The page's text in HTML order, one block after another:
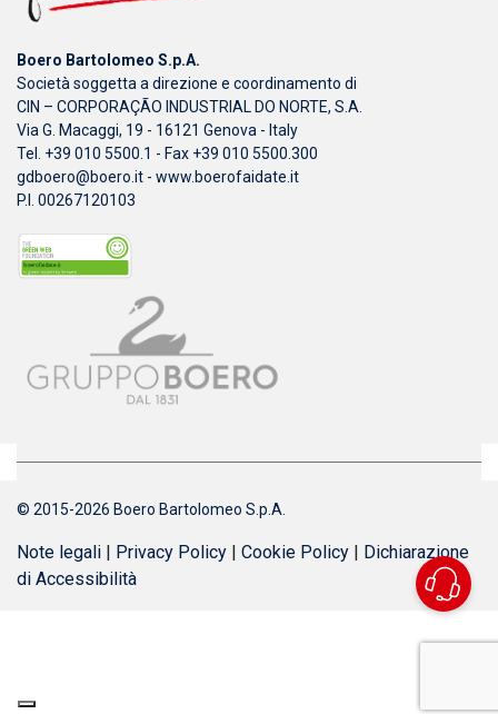
Boero Bartolomeo S.p.A.
Società soggetta a direzione e coordinamento di
CIN – CORPORAÇÃO INDUSTRIAL DO NORTE, S.A.
Via G. Macaggi, 19 - 16121 Genova - Italy
Tel. +39 010 5500.1 - Fax +39 010 5500.300
gdboero@boero.it - www.boerofaidate.it
P.I. 00267120103
© 2015-2026 Boero Bartolomeo S.p.A.
Note legali | Privacy Policy | Cookie Policy | Dichiarazione
di Accessibilità